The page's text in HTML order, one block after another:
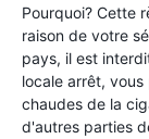
Pourquoi? Cette
raison de votre
pays, il est
locale arrêt,
chaudes de la
d'autres parties